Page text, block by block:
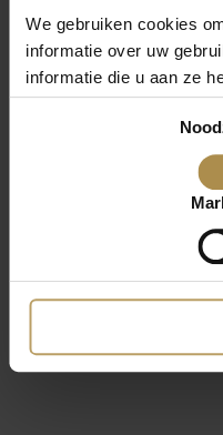
We gebruiken cookies
informatie over uw
informatie die u aan ze